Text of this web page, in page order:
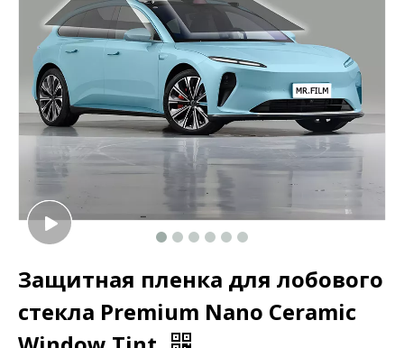
Защитная пленка для лобового
стекла Premium Nano Ceramic